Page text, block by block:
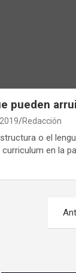
pueden
Redacción
o el
en la